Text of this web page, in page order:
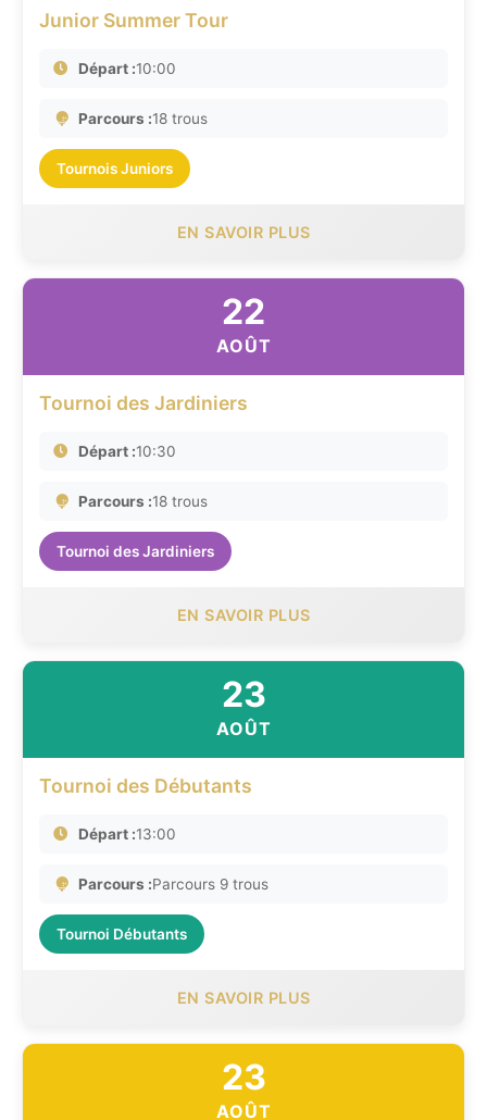
Junior Summer Tour
Départ :10:00
Parcours :18 trous
Tournois Juniors
EN SAVOIR PLUS
22
AOÛT
Tournoi des Jardiniers
Départ :10:30
Parcours :18 trous
Tournoi des Jardiniers
EN SAVOIR PLUS
23
AOÛT
Tournoi des Débutants
Départ :13:00
Parcours :Parcours 9 trous
Tournoi Débutants
EN SAVOIR PLUS
23
AOÛT